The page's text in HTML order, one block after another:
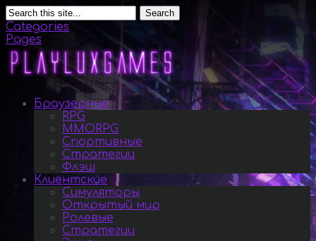
Search
Categories
Pages
Браузерные
RPG
MMORPG
Спортивные
Стратегии
Флэш
Клиентские
Симуляторы
Открытый мир
Ролевые
Стратегии